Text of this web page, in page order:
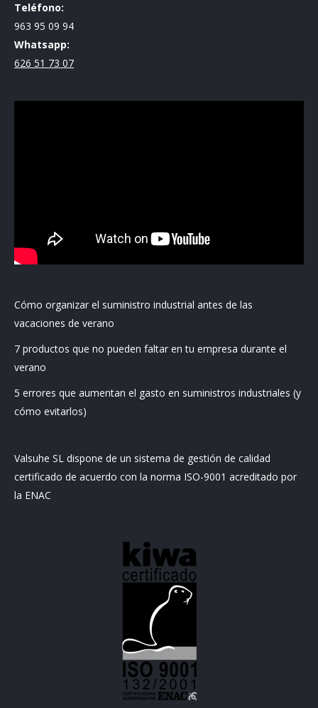
Teléfono:
963 95 09 94
Whatsapp:
626 51 73 07
Cómo organizar el suministro industrial antes de las
vacaciones de verano
7 productos que no pueden faltar en tu empresa durante el
verano
5 errores que aumentan el gasto en suministros industriales (y
cómo evitarlos)
Valsuhe SL dispone de un sistema de gestión de calidad
certificado de acuerdo con la norma ISO-9001 acreditado por
la ENAC